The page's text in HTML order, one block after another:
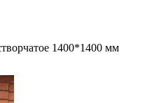
1400*1400 мм